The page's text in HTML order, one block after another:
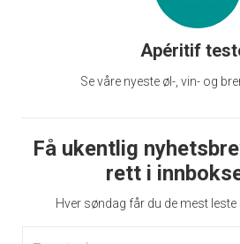
Apéritif
Se våre nyeste øl-, vin- og
Få ukentlig
rett i
Hver søndag får du de mest